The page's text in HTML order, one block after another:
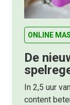
ONLINE
De
In 2,5 uur
content